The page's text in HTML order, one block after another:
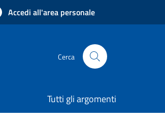
Accedi all'area personale
Cerca
Tutti gli argomenti